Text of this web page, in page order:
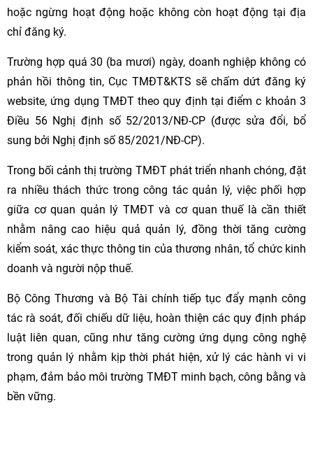
hoặc ngừng hoạt động hoặc không còn hoạt động tại địa
chỉ đăng ký.
Trường hợp quá 30 (ba mươi) ngày, doanh nghiệp không có
phản hồi thông tin, Cục TMĐT&KTS sẽ chấm dứt đăng ký
website, ứng dụng TMĐT theo quy định tại điểm c khoản 3
Điều 56 Nghị định số 52/2013/NĐ-CP (được sửa đổi, bổ
sung bởi Nghị định số 85/2021/NĐ-CP).
Trong bối cảnh thị trường TMĐT phát triển nhanh chóng, đặt
ra nhiều thách thức trong công tác quản lý, việc phối hợp
giữa cơ quan quản lý TMĐT và cơ quan thuế là cần thiết
nhằm nâng cao hiệu quả quản lý, đồng thời tăng cường
kiểm soát, xác thực thông tin của thương nhân, tổ chức kinh
doanh và người nộp thuế.
Bộ Công Thương và Bộ Tài chính tiếp tục đẩy mạnh công
tác rà soát, đối chiếu dữ liệu, hoàn thiện các quy định pháp
luật liên quan, cũng như tăng cường ứng dụng công nghệ
trong quản lý nhằm kịp thời phát hiện, xử lý các hành vi vi
phạm, đảm bảo môi trường TMĐT minh bạch, công bằng và
bền vững.